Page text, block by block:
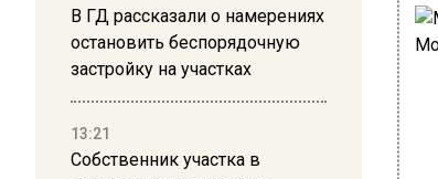
В ГД рассказали о намерениях
остановить беспорядочную
застройку на участках
13:21
Собственник участка в